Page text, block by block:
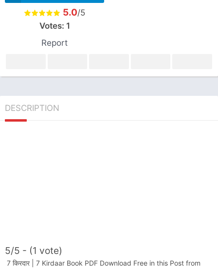
5.0/5
Votes: 1
Report
DESCRIPTION
5/5 - (1 vote)
7 किरदार | 7 Kirdaar Book PDF Download Free in this Post from